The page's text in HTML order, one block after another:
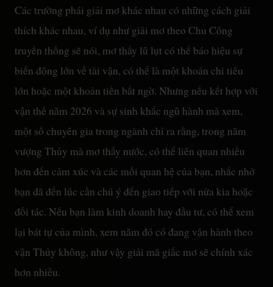
Các trường phái giải mơ khác nhau có những cách giải
thích khác nhau, ví dụ như giải mơ theo Chu Công
truyền thống sẽ nói, mơ thấy lũ lụt có thể báo hiệu sự
biến động lớn về tài vận, có thể là một khoản chi tiêu
lớn hoặc một khoản tiền bất ngờ. Nhưng nếu kết hợp với
vận thế năm 2026 và sự sinh khắc ngũ hành mà xem,
một số chuyên gia trong ngành chỉ ra rằng, trong năm
vượng Thủy mà mơ thấy nước, có thể liên quan nhiều
hơn đến cảm xúc và các mối quan hệ của bạn, nhắc nhở
bạn đã đến lúc cần chú ý đến giao tiếp với nửa kia hoặc
đối tác. Nếu bạn làm kinh doanh hay đầu tư, có thể xem
lại bát tự của mình, xem năm đó có đang vận hành theo
vận Thủy không, như vậy giải mã giấc mơ sẽ chính xác
hơn nhiều.